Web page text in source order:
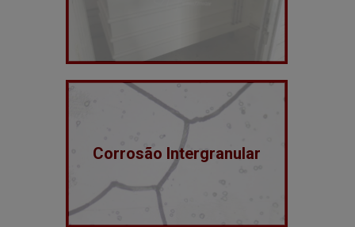
Corrosão Intergranular